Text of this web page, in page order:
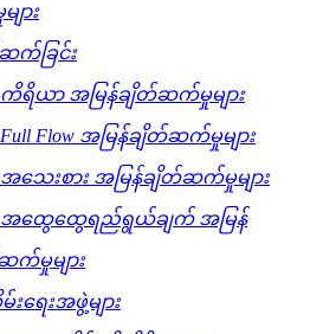
ား
က်ခြင်း
ကိရိယာ အမြန်ချိတ်ဆက်မှုများ
Full Flow အမြန်ချိတ်ဆက်မှုများ
အသေးစား အမြန်ချိတ်ဆက်မှုများ
အထွေထွေရည်ရွယ်ချက် အမြန်
က်မှုများ
ရေးအဖွဲ့များ